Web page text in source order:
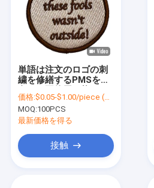
単語は注文のロゴの刺
繍を修繕するPMSを着
Stainable設計する
価格:$0.05-$1.00/piece (depends on the design and order quantity)
MOQ:100PCS
最新価格を得る
接触